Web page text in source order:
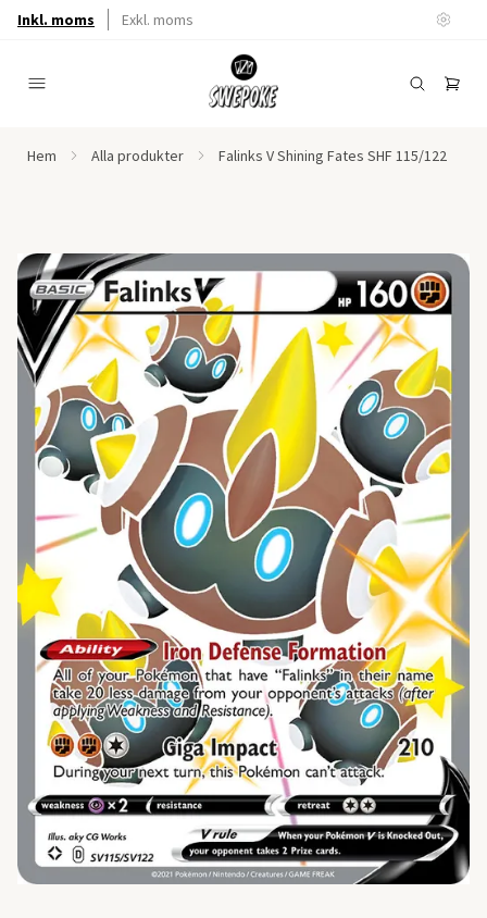
Inkl. moms Exkl. moms
Hem Alla produkter Falinks V Shining Fates SHF 115/122